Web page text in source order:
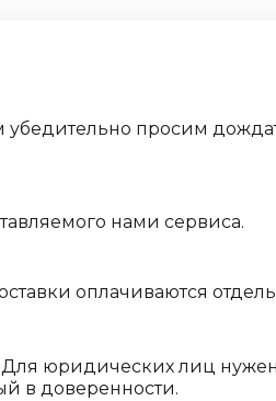
убедительно просим
нами сервиса.
оплачиваются
юридических лиц
в доверенности.